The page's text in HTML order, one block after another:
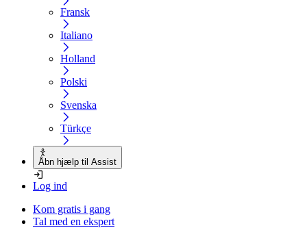
Fransk
Italiano
Holland
Polski
Svenska
Türkçe
Åbn hjælp til Assist
Log ind
Kom gratis i gang
Tal med en ekspert